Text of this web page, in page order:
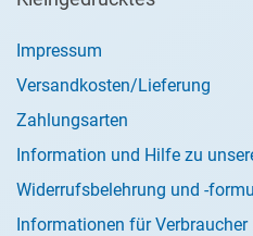
Impressum
Versandkosten/Lieferung
Zahlungsarten
Information und Hilfe zu
Widerrufsbelehrung und -
Informationen für Verbraucher